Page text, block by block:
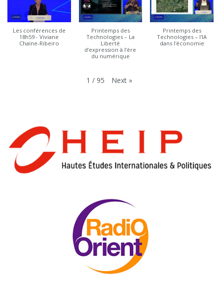
Les conférences de
18h59 - Viviane
Chaine-Ribeiro
Printemps des
Technologies – La
Liberté
d’expression à l’ère
du numérique
Printemps des
Technologies – l'IA
dans l'économie
1 / 95 Next »